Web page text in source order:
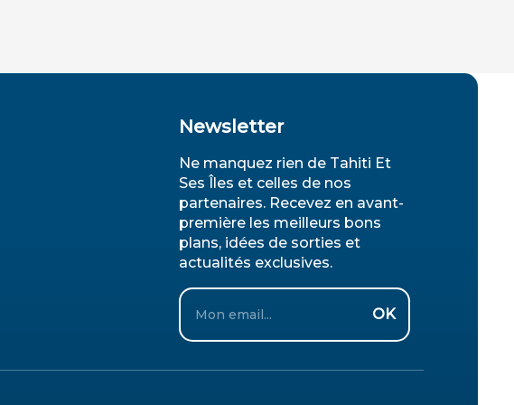
Newsletter
Ne manquez rien de Tahiti Et
Ses Îles et celles de nos
partenaires. Recevez en avant-
première les meilleurs bons
plans, idées de sorties et
actualités exclusives.
Email
OK